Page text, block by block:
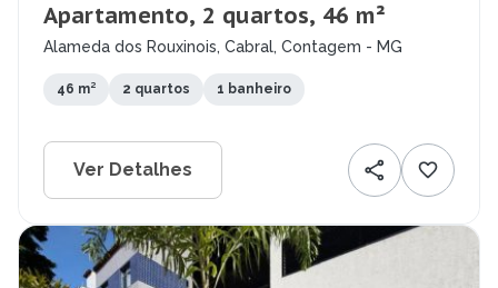
Apartamento, 2 quartos, 46 m²
Alameda dos Rouxinois, Cabral, Contagem - MG
46 m² 2 quartos 1 banheiro
Ver Detalhes